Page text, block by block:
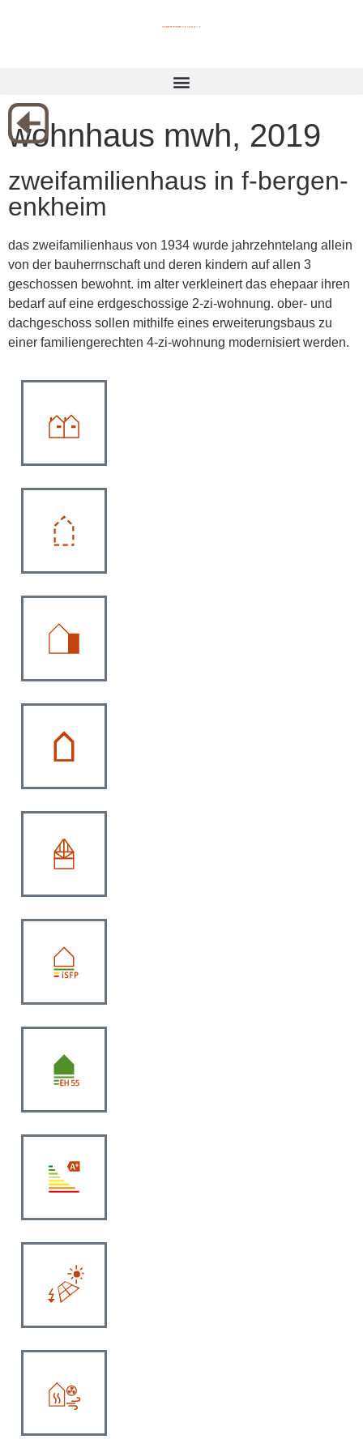
wohnhaus mwh, 2019
zweifamilienhaus in f-bergen-
enkheim
das zweifamilienhaus von 1934 wurde jahrzehntelang allein
von der bauherrnschaft und deren kindern auf allen 3
geschossen bewohnt. im alter verkleinert das ehepaar ihren
bedarf auf eine erdgeschossige 2-zi-wohnung. ober- und
dachgeschoss sollen mithilfe eines erweiterungsbaus zu
einer familiengerechten 4-zi-wohnung modernisiert werden.